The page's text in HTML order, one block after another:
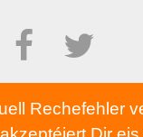
Rechefehler